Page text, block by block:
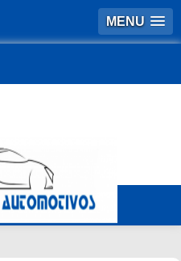
MENU